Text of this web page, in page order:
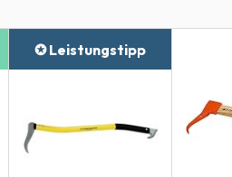
✪ Leistungstipp